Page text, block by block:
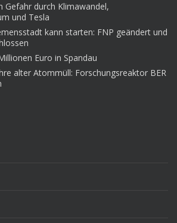
Gefahr durch Klimawandel,
und Tesla
kann starten: FNP geändert und
Euro in Spandau
alter Atommüll: Forschungsreaktor BER